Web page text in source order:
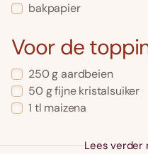
bakpapier
Voor de
250 g aardbeien
50 g fijne kristalsuiker
1 tl maizena
Lees verder